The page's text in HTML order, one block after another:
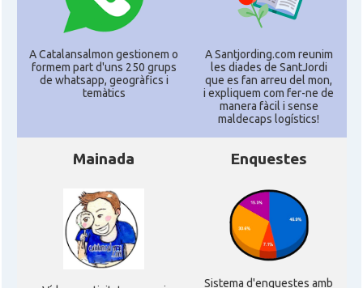
A Catalansalmon gestionem o
formem part d'uns 250 grups
de whatsapp, geogràfics i
temàtics
A Santjording.com reunim
les diades de SantJordi
que es fan arreu del mon,
i expliquem com fer-ne de
manera fàcil i sense
maldecaps logí­stics!
Mainada Enquestes
Sistema d'enquestes amb